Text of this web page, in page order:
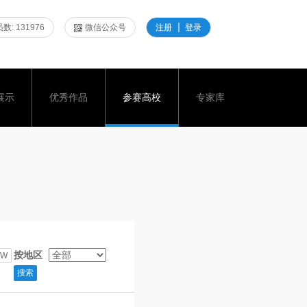
数: 131976 微信公众号 注册 登录
示 优秀作品 参赛高校 专家库
W 按地区